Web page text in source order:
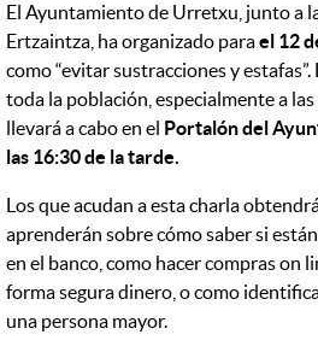
El Ayuntamiento de Urretxu, junto a
Ertzaintza, ha organizado parael 12
como “evitar sustracciones y
toda la población, especialmente a
llevará a cabo en el Portalón del
las 16:30 de la tarde.
Los que acudan a esta charla
aprenderán sobre cómo saber si
en el banco, como hacer compras on
forma segura dinero, o como
una persona mayor.